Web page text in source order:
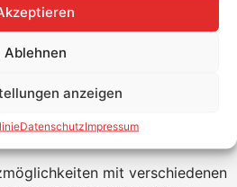
Ablehnen
anzeigen
DatenschutzImpressum
bis zu 1500
für extreme Temperaturen (-40
dank original Stäubli-
mit verschiedenen